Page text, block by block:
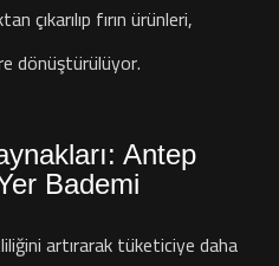
çıkarılıp fırın ürünleri,
dönüştürülüyor.
Antep
Bademi
artırarak tüketiciye daha